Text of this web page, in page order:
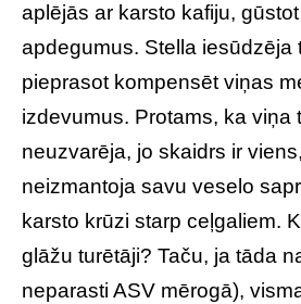
aplējās ar karsto kafiju,
apdegumus. Stella iesūdzēja
pieprasot kompensēt viņas
izdevumus. Protams, ka viņa
neuzvarēja, jo skaidrs ir
neizmantoja savu veselo
karsto krūzi starp ceļgaliem.
glāžu turētāji? Taču, ja tāda
neparasti ASV mērogā),